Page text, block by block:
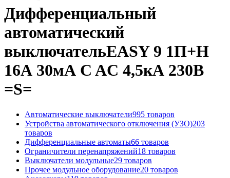
Дифференциальный
автоматический
выключательEASY 9 1П+Н
16А 30мА C AC 4,5кА 230В
=S=
Автоматические выключатели995 товаров
Устройства автоматического отключения (УЗО)203
товаров
Дифференциальные автоматы66 товаров
Ограничители перенапряжений18 товаров
Выключатели модульные29 товаров
Прочее модульное оборудование20 товаров